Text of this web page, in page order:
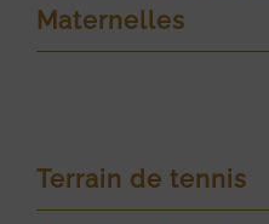
Maternelles
Terrain de tennis